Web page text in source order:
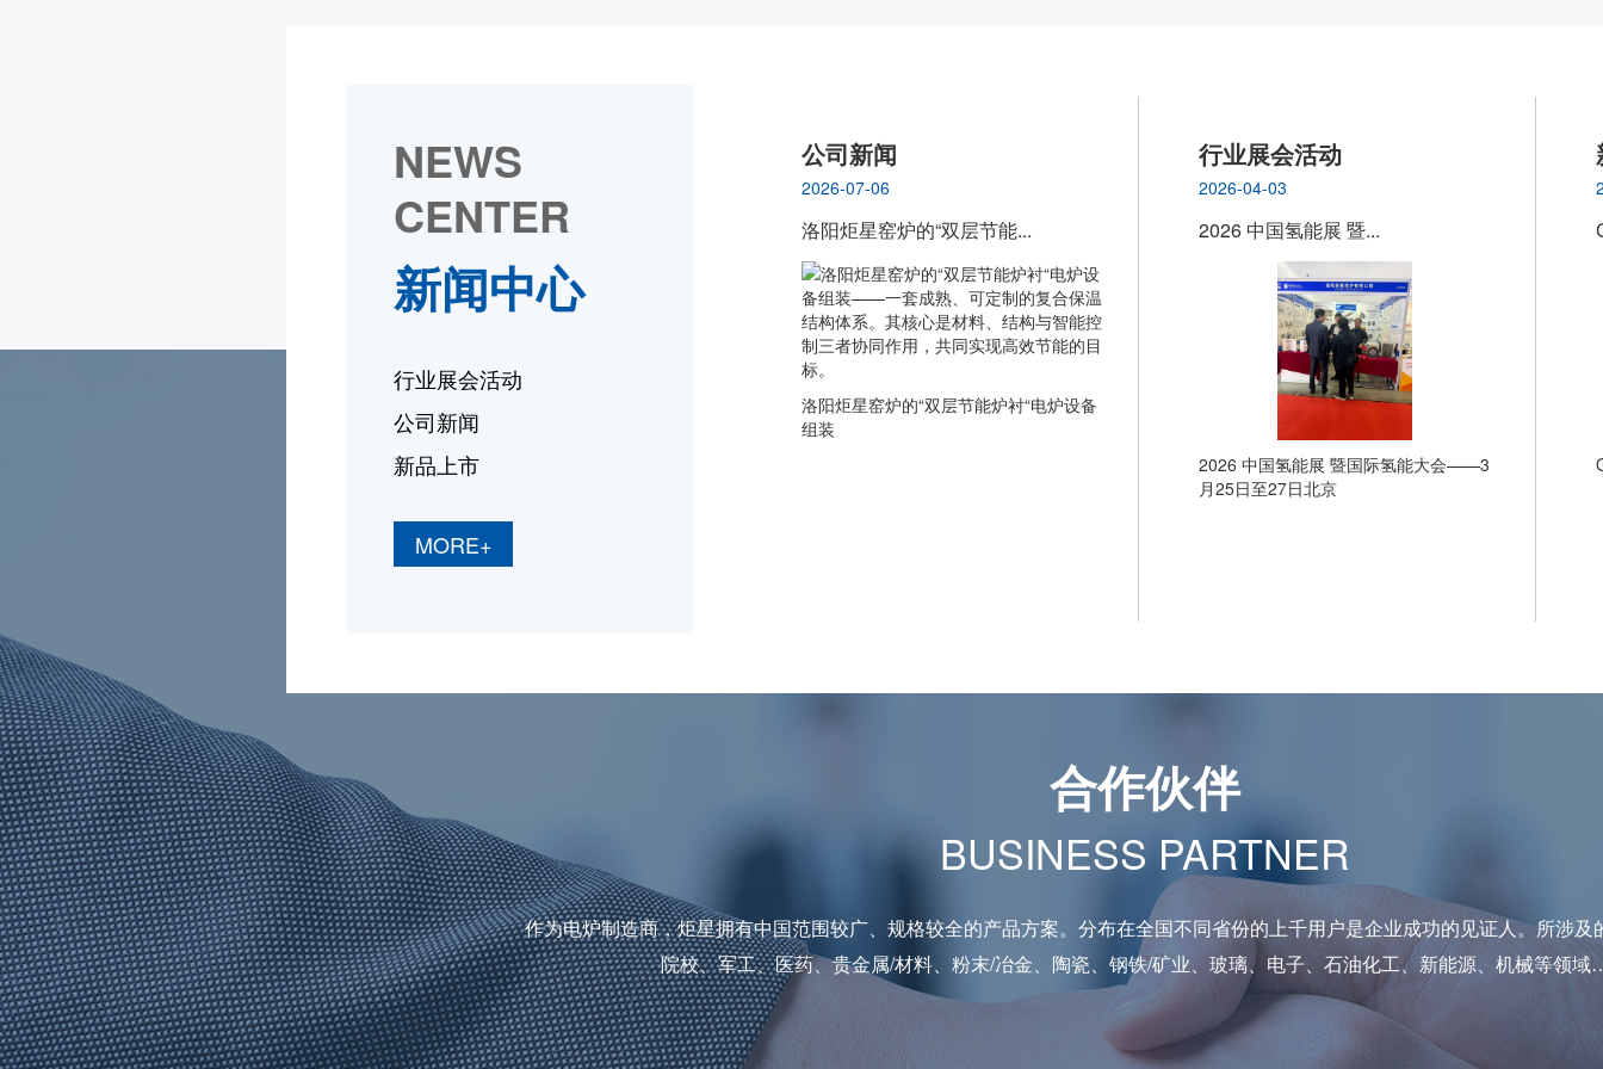
NEWS
CENTER
新闻中心
行业展会活动
公司新闻
新品上市
MORE+
公司新闻
2026-07-06
洛阳炬星窑炉的“双层节能...
洛阳炬星窑炉的“双层节能炉衬“电炉设备
组装
行业展会活动
2026-04-03
2026 中国氢能展 暨...
2026 中国氢能展 暨国际氢能大会——3
月25日至27日北京
合作伙伴
BUSINESS PARTNER
作为电炉制造商，炬星拥有中国范围较广、规格较全的产品方案。分布在全国不同省份的上千用户是企业成功的见证人。所涉及
院校、军工、医药、贵金属/材料、粉末/冶金、陶瓷、钢铁/矿业、玻璃、电子、石油化工、新能源、机械等领